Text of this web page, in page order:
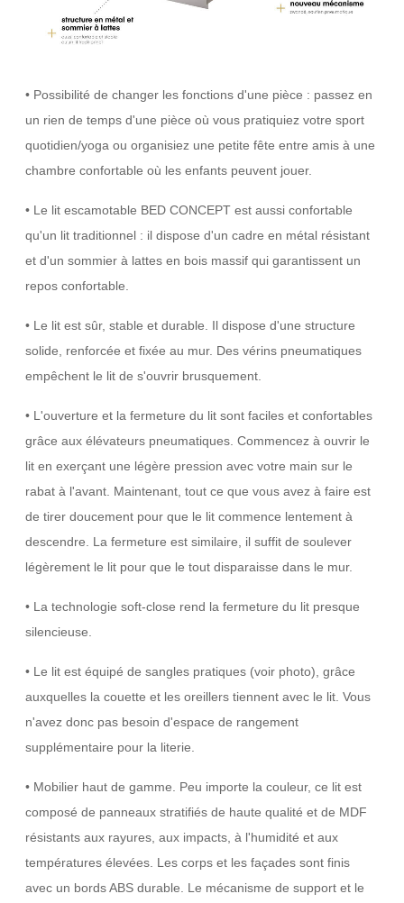
• Possibilité de changer les fonctions d'une pièce : passez en
un rien de temps d'une pièce où vous pratiquiez votre sport
quotidien/yoga ou organisiez une petite fête entre amis à une
chambre confortable où les enfants peuvent jouer.
• Le lit escamotable BED CONCEPT est aussi confortable
qu'un lit traditionnel : il dispose d'un cadre en métal résistant
et d'un sommier à lattes en bois massif qui garantissent un
repos confortable.
• Le lit est sûr, stable et durable. Il dispose d'une structure
solide, renforcée et fixée au mur. Des vérins pneumatiques
empêchent le lit de s'ouvrir brusquement.
• L'ouverture et la fermeture du lit sont faciles et confortables
grâce aux élévateurs pneumatiques. Commencez à ouvrir le
lit en exerçant une légère pression avec votre main sur le
rabat à l'avant. Maintenant, tout ce que vous avez à faire est
de tirer doucement pour que le lit commence lentement à
descendre. La fermeture est similaire, il suffit de soulever
légèrement le lit pour que le tout disparaisse dans le mur.
• La technologie soft-close rend la fermeture du lit presque
silencieuse.
• Le lit est équipé de sangles pratiques (voir photo), grâce
auxquelles la couette et les oreillers tiennent avec le lit. Vous
n'avez donc pas besoin d'espace de rangement
supplémentaire pour la literie.
• Mobilier haut de gamme. Peu importe la couleur, ce lit est
composé de panneaux stratifiés de haute qualité et de MDF
résistants aux rayures, aux impacts, à l'humidité et aux
températures élevées. Les corps et les façades sont finis
avec un bords ABS durable. Le mécanisme de support et le